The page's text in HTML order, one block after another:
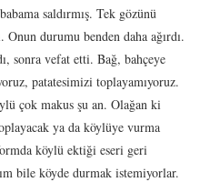
saldırmış. Tek gözünü
Onun durumu benden daha ağırdı.
sonra vefat etti. Bağ, bahçeye
patatesimizi toplayamıyoruz.
çok makus şu an. Olağan ki
ya da köylüye vurma
köylü ektiği eseri geri
bile köyde durmak istemiyorlar.